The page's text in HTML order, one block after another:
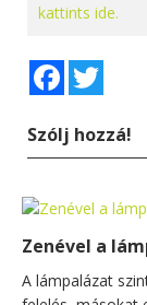
kattints ide.
Facebook
Szólj hozzá!
Zenével a
A lámpalázat